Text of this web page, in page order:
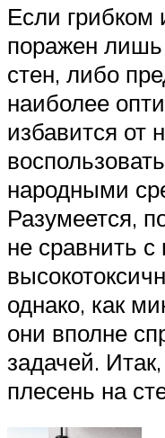
Если
поражен
стен, либо
наиболее
избавится от
народными
Разумеется,
не сравнить
однако, как
они вполне
задачей.
плесень на